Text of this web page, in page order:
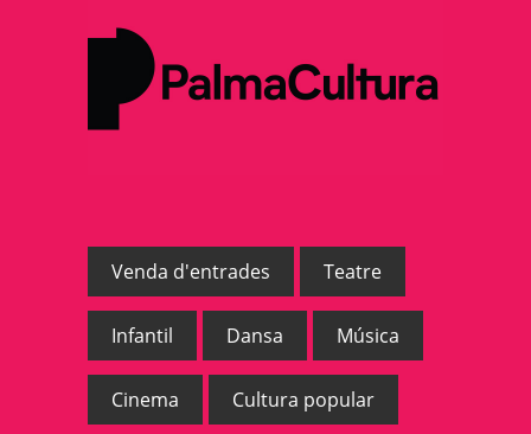
Venda d'entrades Teatre
Infantil Dansa Música
Cinema Cultura popular